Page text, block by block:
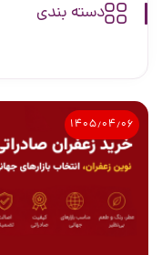
دسته بندی
۱۴۰۵٫۰۴٫۰۶